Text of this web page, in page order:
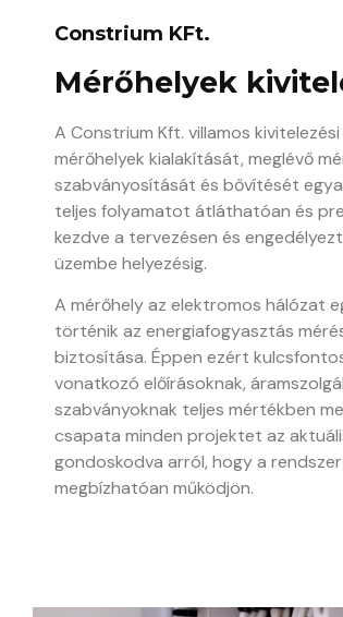
Constrium KFt.
Mérőhelyek
A Constrium Kft. villamos
mérőhelyek kialakítását, meglévő
szabványosítását és bővítését
teljes folyamatot átláthatóan és
kezdve a tervezésen és
üzembe helyezésig.
A mérőhely az elektromos hálózat
történik az energiafogyasztás
biztosítása. Éppen ezért
vonatkozó előírásoknak,
szabványoknak teljes mértékben
csapata minden projektet az
gondoskodva arról, hogy a
megbízhatóan működjön.